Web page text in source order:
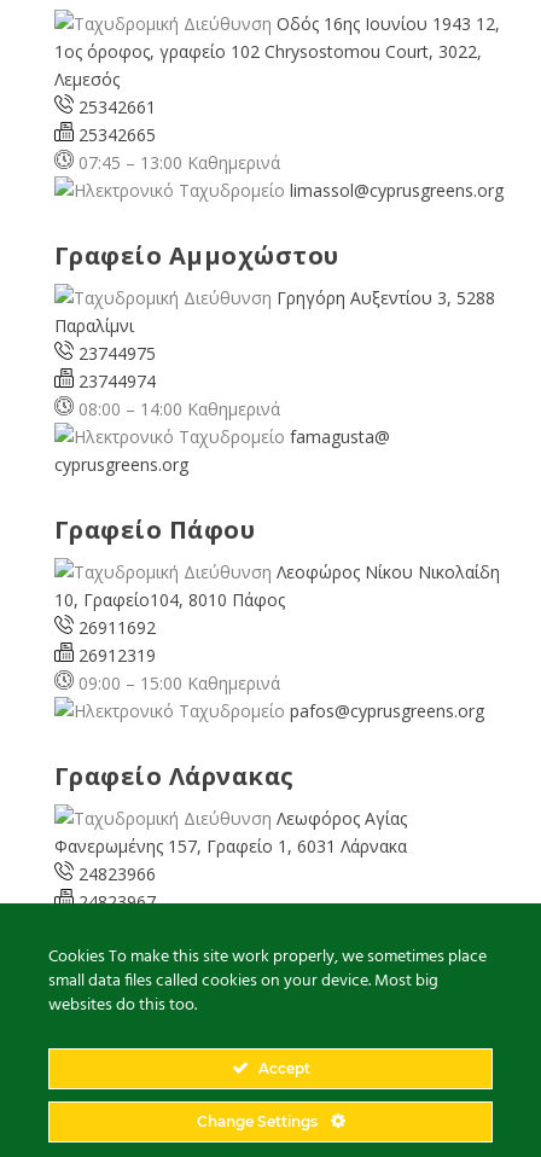
Οδός 16ης Ιουνίου 1943 12,
1ος όροφος, γραφείο 102 Chrysostomou Court, 3022,
Λεμεσός
25342661
25342665
07:45 – 13:00 Καθημερινά
limassol@cyprusgreens.org
Γραφείο Αμμοχώστου
Γρηγόρη Αυξεντίου 3, 5288
Παραλίμνι
23744975
23744974
08:00 – 14:00 Καθημερινά
famagusta@
cyprusgreens.org
Γραφείο Πάφου
Λεοφώρος Νίκου Νικολαίδη
10, Γραφείο104, 8010 Πάφος
26911692
26912319
09:00 – 15:00 Καθημερινά
pafos@cyprusgreens.org
Γραφείο Λάρνακας
Λεωφόρος Αγίας
Φανερωμένης 157, Γραφείο 1, 6031 Λάρνακα
24823966
24823967
larnaka@cyprusgreens.
org
2026© Ολα τα δικαιώματα διατηρούνται
Cookies To make this site work properly, we sometimes place
small data files called cookies on your device. Most big
websites do this too.
Accept
Change Settings